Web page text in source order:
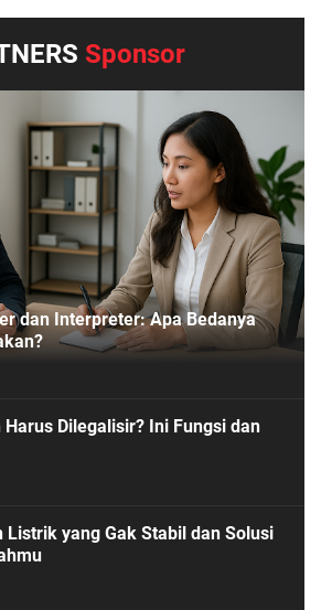
Sponsor
dan Interpreter: Apa Bedanya
Harus Dilegalisir? Ini Fungsi dan
Listrik yang Gak Stabil dan Solusi